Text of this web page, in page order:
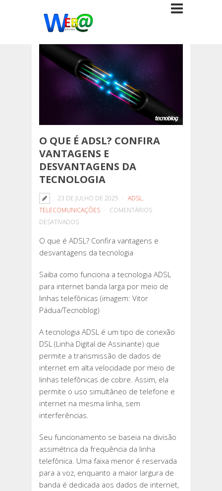
O QUE É ADSL? CONFIRA
VANTAGENS E
DESVANTAGENS DA
TECNOLOGIA
23 DE JULHO DE 2025 ADSL,
TELECOMUNICAÇÕES
COMENTÁRIOS
DESATIVADOSEM
QUE
É
DESVANTAGENS
DA
TECNOLOGIA
O que é ADSL? Confira vantagens e
desvantagens da tecnologia
Saiba como funciona a tecnologia ADSL
para internet banda larga por meio de
linhas telefônicas (imagem: Vitor
Pádua/Tecnoblog)
A tecnologia ADSL é um tipo de conexão
DSL (Linha Digital de Assinante) que
permite a transmissão de dados de
internet em alta velocidade por meio de
linhas telefônicas de cobre. Assim, ela
permite o uso simultâneo de telefone e
internet na mesma linha, sem
interferências.
Seu funcionamento se baseia na divisão
assimétrica da frequência da linha
telefônica. Uma faixa menor é reservada
para a voz, enquanto a maior largura de
banda é dedicada aos dados de internet,